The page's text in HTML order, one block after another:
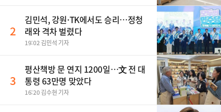
2
김민석, 강원·TK에서도 승리…정청
래와 격차 벌렸다
19:02 김민석 기자
3
평산책방 문 연지 1200일…文 전 대
통령 63만명 맞았다
16:20 김수현 기자